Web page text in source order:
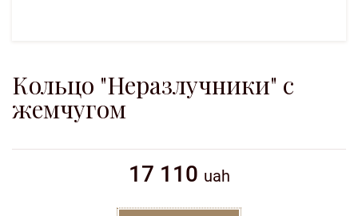
Кольцо "Неразлучники" с
жемчугом
17 110 uah